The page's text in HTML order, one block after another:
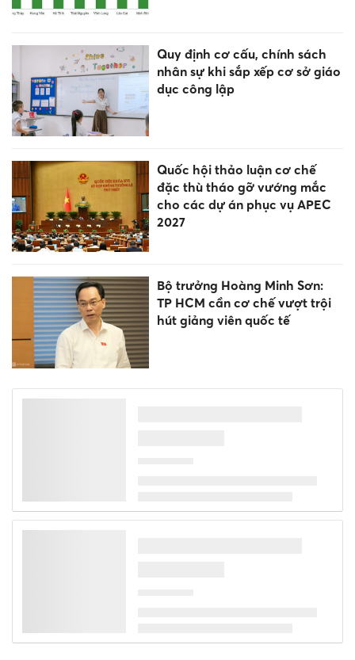
Quy định cơ cấu, chính sách
nhân sự khi sắp xếp cơ sở giáo
dục công lập
Quốc hội thảo luận cơ chế
đặc thù tháo gỡ vướng mắc
cho các dự án phục vụ APEC
2027
Bộ trưởng Hoàng Minh Sơn:
TP HCM cần cơ chế vượt trội
hút giảng viên quốc tế